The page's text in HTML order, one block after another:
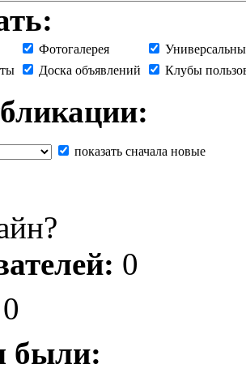
Фотогалерея
Доска объявлений Клубы
показать сначала новые
0
0
были: